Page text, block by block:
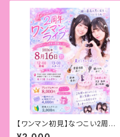
【ワンマン初見】なつこい2周年
ワンマンライブチケット